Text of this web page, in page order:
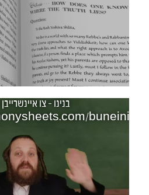
בנינו - צו
buneini